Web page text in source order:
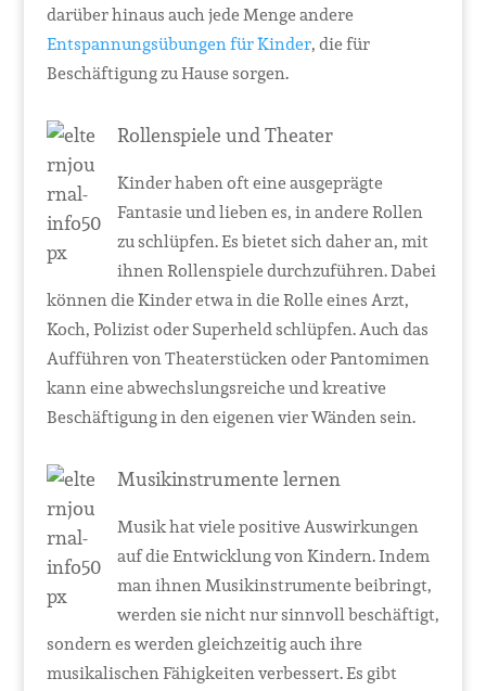
darüber hinaus auch jede Menge andere
Entspannungsübungen für Kinder, die für
Beschäftigung zu Hause sorgen.
Rollenspiele und Theater
Kinder haben oft eine ausgeprägte
Fantasie und lieben es, in andere Rollen
zu schlüpfen. Es bietet sich daher an, mit
ihnen Rollenspiele durchzuführen. Dabei
können die Kinder etwa in die Rolle eines Arzt,
Koch, Polizist oder Superheld schlüpfen. Auch das
Aufführen von Theaterstücken oder Pantomimen
kann eine abwechslungsreiche und kreative
Beschäftigung in den eigenen vier Wänden sein.
Musikinstrumente lernen
Musik hat viele positive Auswirkungen
auf die Entwicklung von Kindern. Indem
man ihnen Musikinstrumente beibringt,
werden sie nicht nur sinnvoll beschäftigt,
sondern es werden gleichzeitig auch ihre
musikalischen Fähigkeiten verbessert. Es gibt